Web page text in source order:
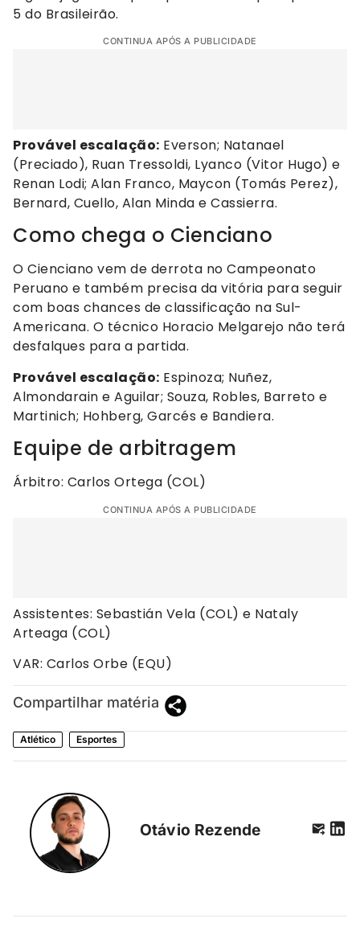
5 do Brasileirão.
CONTINUA APÓS A PUBLICIDADE
Provável escalação: Everson; Natanael
(Preciado), Ruan Tressoldi, Lyanco (Vitor Hugo) e
Renan Lodi; Alan Franco, Maycon (Tomás Perez),
Bernard, Cuello, Alan Minda e Cassierra.
Como chega o Cienciano
O Cienciano vem de derrota no Campeonato
Peruano e também precisa da vitória para seguir
com boas chances de classificação na Sul-
Americana. O técnico Horacio Melgarejo não terá
desfalques para a partida.
Provável escalação: Espinoza; Nuñez,
Almondarain e Aguilar; Souza, Robles, Barreto e
Martinich; Hohberg, Garcés e Bandiera.
Equipe de arbitragem
Árbitro: Carlos Ortega (COL)
CONTINUA APÓS A PUBLICIDADE
Assistentes: Sebastián Vela (COL) e Nataly
Arteaga (COL)
VAR: Carlos Orbe (EQU)
Compartilhar matéria
Atlético Esportes
Otávio Rezende